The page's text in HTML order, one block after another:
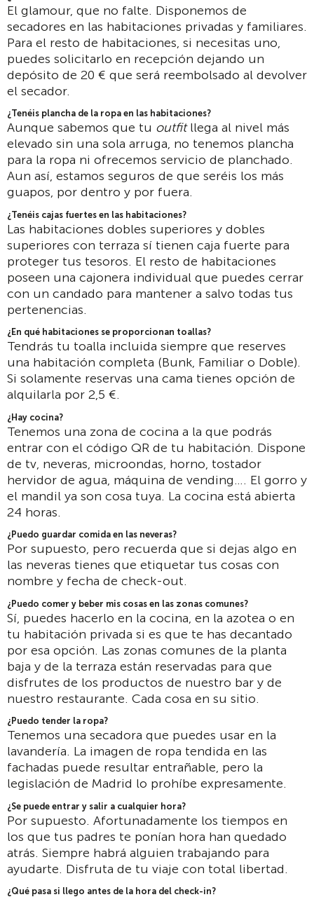
El glamour, que no falte. Disponemos de
secadores en las habitaciones privadas y familiares.
Para el resto de habitaciones, si necesitas uno,
puedes solicitarlo en recepción dejando un
depósito de 20 € que será reembolsado al devolver
el secador.
¿Tenéis plancha de la ropa en las habitaciones?
Aunque sabemos que tu outfitllega al nivel más
elevado sin una sola arruga, no tenemos plancha
para la ropa ni ofrecemos servicio de planchado.
Aun así, estamos seguros de que seréis los más
guapos, por dentro y por fuera.
¿Tenéis cajas fuertes en las habitaciones?
Las habitaciones dobles superiores y dobles
superiores con terraza sí tienen caja fuerte para
proteger tus tesoros. El resto de habitaciones
poseen una cajonera individual que puedes cerrar
con un candado para mantener a salvo todas tus
pertenencias.
¿En qué habitaciones se proporcionan toallas?
Tendrás tu toalla incluida siempre que reserves
una habitación completa (Bunk, Familiar o Doble).
Si solamente reservas una cama tienes opción de
alquilarla por 2,5 €.
¿Hay cocina?
Tenemos una zona de cocina a la que podrás
entrar con el código QR de tu habitación. Dispone
de tv, neveras, microondas, horno, tostador
hervidor de agua, máquina de vending…. El gorro y
el mandil ya son cosa tuya. La cocina está abierta
24 horas.
¿Puedo guardar comida en las neveras?
Por supuesto, pero recuerda que si dejas algo en
las neveras tienes que etiquetar tus cosas con
nombre y fecha de check-out.
¿Puedo comer y beber mis cosas en las zonas comunes?
Sí, puedes hacerlo en la cocina, en la azotea o en
tu habitación privada si es que te has decantado
por esa opción. Las zonas comunes de la planta
baja y de la terraza están reservadas para que
disfrutes de los productos de nuestro bar y de
nuestro restaurante. Cada cosa en su sitio.
¿Puedo tender la ropa?
Tenemos una secadora que puedes usar en la
lavandería. La imagen de ropa tendida en las
fachadas puede resultar entrañable, pero la
legislación de Madrid lo prohíbe expresamente.
¿Se puede entrar y salir a cualquier hora?
Por supuesto. Afortunadamente los tiempos en
los que tus padres te ponían hora han quedado
atrás. Siempre habrá alguien trabajando para
ayudarte. Disfruta de tu viaje con total libertad.
¿Qué pasa si llego antes de la hora del check-in?